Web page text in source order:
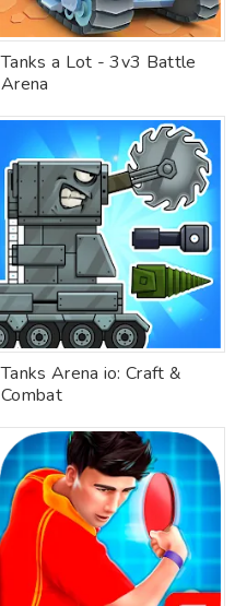
Tanks a Lot - 3v3 Battle
Arena
Tanks Arena io: Craft &
Combat